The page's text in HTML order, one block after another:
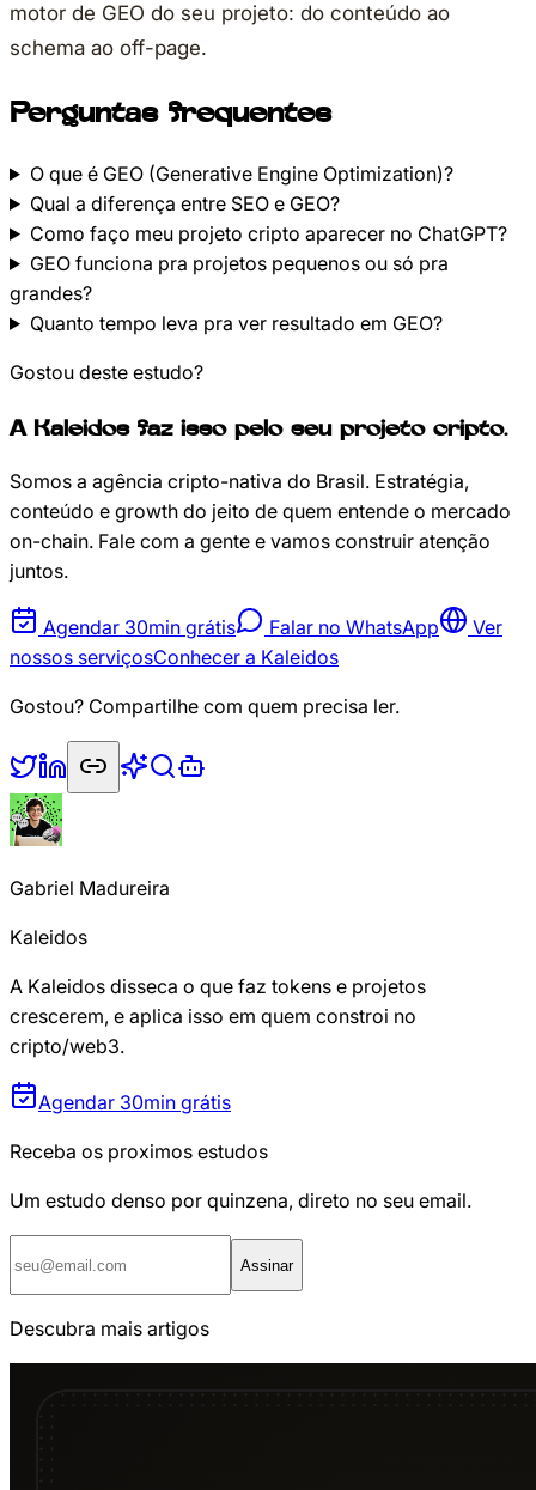
motor de GEO do seu projeto: do conteúdo ao
schema ao off-page.
Perguntas frequentes
O que é GEO (Generative Engine Optimization)?
Qual a diferença entre SEO e GEO?
Como faço meu projeto cripto aparecer no ChatGPT?
GEO funciona pra projetos pequenos ou só pra
grandes?
Quanto tempo leva pra ver resultado em GEO?
Gostou deste estudo?
A Kaleidos faz isso pelo seu projeto cripto.
Somos a agência cripto-nativa do Brasil. Estratégia,
conteúdo e growth do jeito de quem entende o mercado
on-chain. Fale com a gente e vamos construir atenção
juntos.
Agendar 30min grátis Falar no WhatsApp
Ver
nossos serviçosConhecer a Kaleidos
Gostou? Compartilhe com quem precisa ler.
Gabriel Madureira
Kaleidos
A Kaleidos disseca o que faz tokens e projetos
crescerem, e aplica isso em quem constroi no
cripto/web3.
Agendar 30min grátis
Receba os proximos estudos
Um estudo denso por quinzena, direto no seu email.
Assinar
Descubra mais artigos